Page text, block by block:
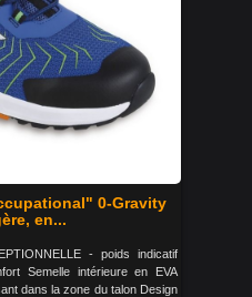
0-Gravity
en...
- poids indicatif
Semelle intérieure en EVA
dans la zone du talon Design